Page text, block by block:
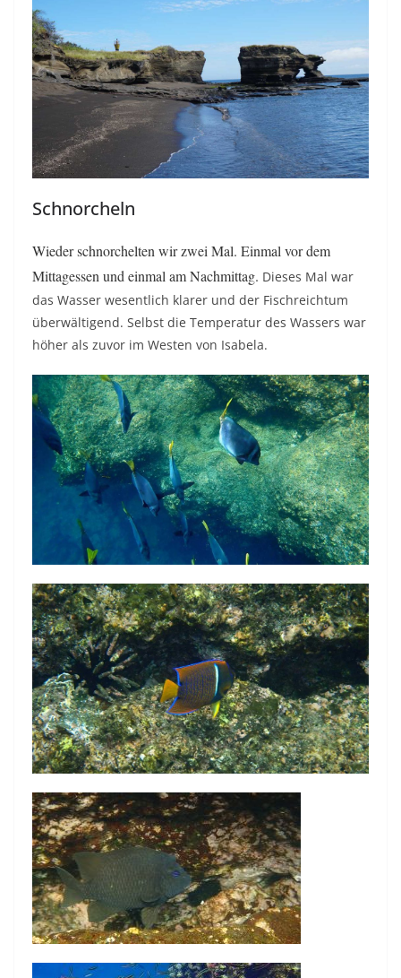
Schnorcheln
Wieder schnorchelten wir zwei Mal. Einmal vor dem
Mittagessen und einmal am Nachmittag. Dieses Mal war
das Wasser wesentlich klarer und der Fischreichtum
überwältigend. Selbst die Temperatur des Wassers war
höher als zuvor im Westen von Isabela.